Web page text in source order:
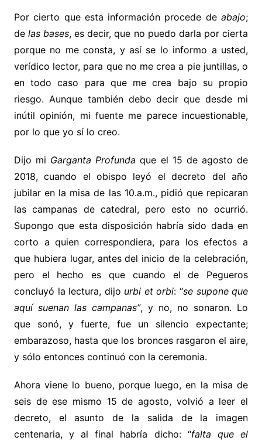
Por cierto que esta información procede deabajo;
delas bases, es decir, que no puedo darla por cierta
porque no me consta, y así se lo informo a usted,
verídico lector, para que no me crea a pie juntillas, o
en todo caso para que me crea bajo su propio
riesgo. Aunque también debo decir que desde mi
inútil opinión, mi fuente me parece incuestionable,
por lo que yo sí lo creo.
Dijo mi Garganta Profundaque el 15 de agosto de
2018, cuando el obispo leyó el decreto del año
jubilar en la misa de las 10.a.m., pidió que repicaran
las campanas de catedral, pero esto no ocurrió.
Supongo que esta disposición habría sido dada en
corto a quien correspondiera, para los efectos a
que hubiera lugar, antes del inicio de la celebración,
pero el hecho es que cuando el de Pegueros
concluyó la lectura, dijo urbi et orbi: “se supone que
aquí suenan las campanas”, y no, no sonaron. Lo
que sonó, y fuerte, fue un silencio expectante;
embarazoso, hasta que los bronces rasgaron el aire,
y sólo entonces continuó con la ceremonia.
Ahora viene lo bueno, porque luego, en la misa de
seis de ese mismo 15 de agosto, volvió a leer el
decreto, el asunto de la salida de la imagen
centenaria, y al final habría dicho: “falta que el